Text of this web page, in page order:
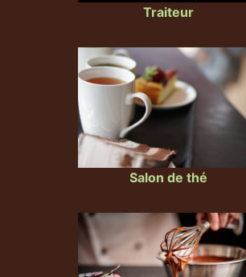
Traiteur
Salon de thé